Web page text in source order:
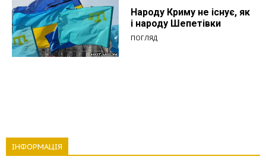
Народу Криму не існує, як
і народу Шепетівки
ПОГЛЯД
ІНФОРМАЦІЯ